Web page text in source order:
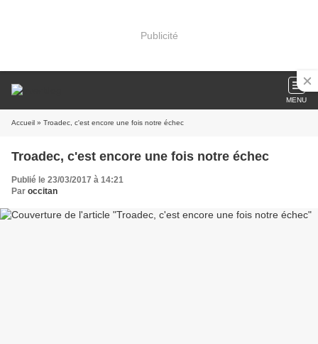
Publicité
MENU
Accueil » Troadec, c'est encore une fois notre échec
Troadec, c'est encore une fois notre échec
Publié le 23/03/2017 à 14:21
Par occitan